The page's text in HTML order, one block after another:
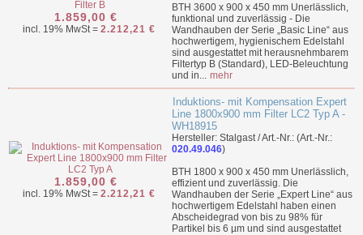
1.859,00 €
incl. 19% MwSt = 2.212,21 €
BTH 3600 x 900 x 450 mm Unerlässlich,
funktional und zuverlässig - Die
Wandhauben der Serie „Basic Line“ aus
hochwertigem, hygienischem Edelstahl
sind ausgestattet mit herausnehmbarem
Filtertyp B (Standard), LED-Beleuchtung
und in... mehr
1.859,00 €
incl. 19% MwSt = 2.212,21 €
Induktions- mit Kompensation Expert
Line 1800x900 mm Filter LC2 Typ A -
WH18915
Hersteller: Stalgast / Art.-Nr.: (Art.-Nr.:
020.49.046)
BTH 1800 x 900 x 450 mm Unerlässlich,
effizient und zuverlässig. Die
Wandhauben der Serie „Expert Line“ aus
hochwertigem Edelstahl haben einen
Abscheidegrad von bis zu 98% für
Partikel bis 6 µm und sind ausgestattet